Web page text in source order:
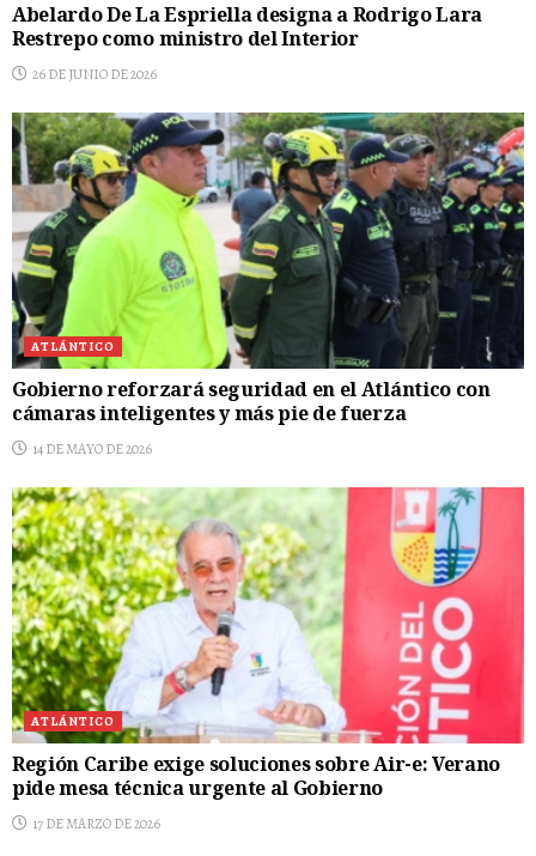
Abelardo De La Espriella designa a Rodrigo Lara
Restrepo como ministro del Interior
26 DE JUNIO DE 2026
ATLÁNTICO
Gobierno reforzará seguridad en el Atlántico con
cámaras inteligentes y más pie de fuerza
14 DE MAYO DE 2026
ATLÁNTICO
Región Caribe exige soluciones sobre Air-e: Verano
pide mesa técnica urgente al Gobierno
17 DE MARZO DE 2026